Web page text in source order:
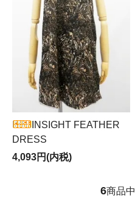
INSIGHT FEATHER
DRESS
4,093円(内税)
6商品中